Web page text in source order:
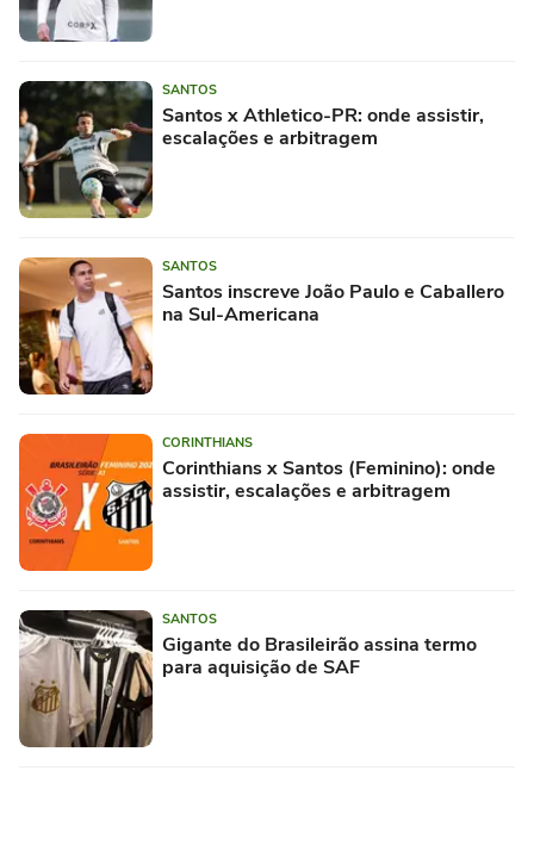
SANTOS
Santos x Athletico-PR: onde assistir,
escalações e arbitragem
SANTOS
Santos inscreve João Paulo e Caballero
na Sul-Americana
CORINTHIANS
Corinthians x Santos (Feminino): onde
assistir, escalações e arbitragem
SANTOS
Gigante do Brasileirão assina termo
para aquisição de SAF